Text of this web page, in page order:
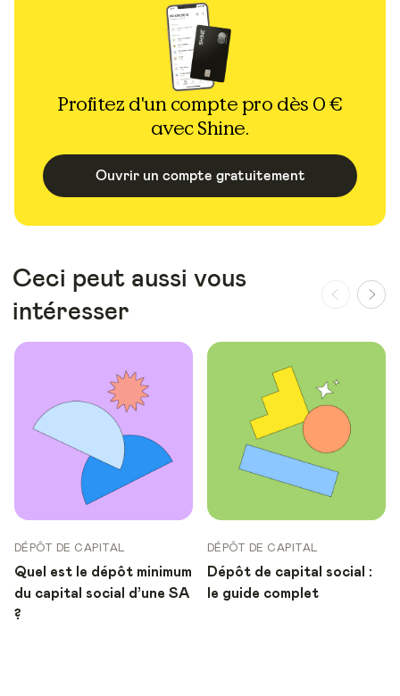
Profitez d'un compte pro dès 0 €
avec Shine.
Ouvrir un compte gratuitement
Ceci peut aussi vous
intéresser
DÉPÔT DE CAPITAL
Quel est le dépôt minimum
du capital social d’une SA
?
DÉPÔT DE CAPITAL
Dépôt de capital social :
le guide complet